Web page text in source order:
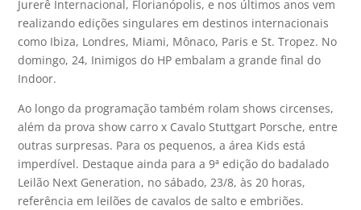
Jurerê Internacional, Florianópolis, e nos últimos anos vem
realizando edições singulares em destinos internacionais
como Ibiza, Londres, Miami, Mônaco, Paris e St. Tropez. No
domingo, 24, Inimigos do HP embalam a grande final do
Indoor.
Ao longo da programação também rolam shows circenses,
além da prova show carro x Cavalo Stuttgart Porsche, entre
outras surpresas. Para os pequenos, a área Kids está
imperdível. Destaque ainda para a 9ª edição do badalado
Leilão Next Generation, no sábado, 23/8, às 20 horas,
referência em leilões de cavalos de salto e embriões.